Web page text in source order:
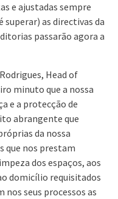
e ajustadas sempre
superar) as directivas da
passarão agora a
Head of
minuto que a nossa
e a protecção de
abrangente que
da nossa
que nos prestam
dos espaços, aos
domicílio requisitados
seus processos as